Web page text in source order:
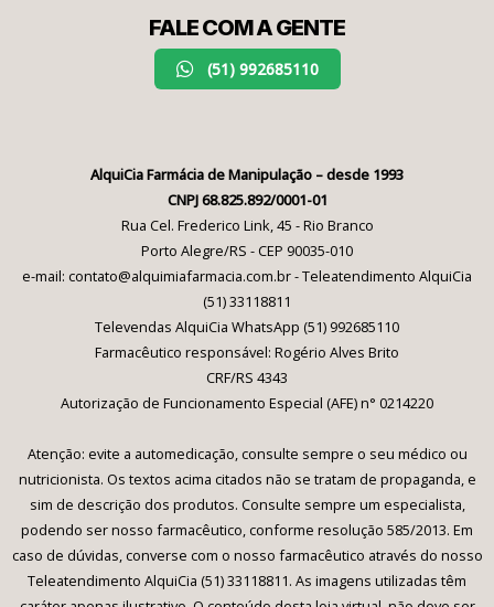
FALE COM A GENTE
(51) 992685110
AlquiCia Farmácia de Manipulação – desde 1993
CNPJ 68.825.892/0001-01
Rua Cel. Frederico Link, 45 - Rio Branco
Porto Alegre/RS - CEP 90035-010
e-mail: contato@alquimiafarmacia.com.br - Teleatendimento AlquiCia
(51) 33118811
Televendas AlquiCia WhatsApp (51) 992685110
Farmacêutico responsável: Rogério Alves Brito
CRF/RS 4343
Autorização de Funcionamento Especial (AFE) n° 0214220
Atenção: evite a automedicação, consulte sempre o seu médico ou
nutricionista. Os textos acima citados não se tratam de propaganda, e
sim de descrição dos produtos. Consulte sempre um especialista,
podendo ser nosso farmacêutico, conforme resolução 585/2013. Em
caso de dúvidas, converse com o nosso farmacêutico através do nosso
Teleatendimento AlquiCia (51) 33118811. As imagens utilizadas têm